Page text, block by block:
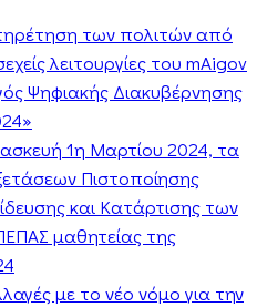
των πολιτών από
λειτουργίες του mAigov
Ψηφιακής Διακυβέρνησης
1η Μαρτίου 2024, τα
Πιστοποίησης
και Κατάρτισης των
μαθητείας της
με το νέο νόμο για την